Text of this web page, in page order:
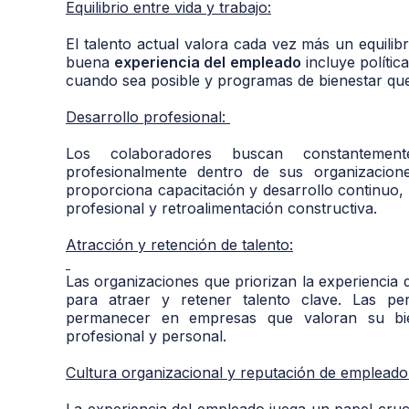
Equilibrio entre vida y trabajo:
El talento actual valora cada vez más un
buena experiencia del empleado incluye
cuando sea posible y programas de bienestar
Desarrollo profesional:
Los colaboradores buscan
profesionalmente dentro de sus
proporciona capacitación y desarrollo
profesional y retroalimentación constructiva.
Atracción y retención de talento:
Las organizaciones que priorizan la experiencia
para atraer y retener talento clave. Las
permanecer en empresas que valoran su
profesional y personal.
Cultura organizacional y reputación de